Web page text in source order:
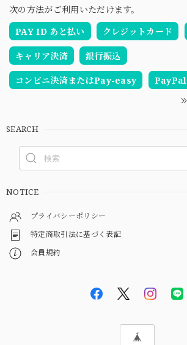
次の方法がご利用いただけます。
PAY ID あと払い
クレジットカード
キャリア決済 銀行振込
コンビニ決済またはPay-easy PayPal
SEARCH
NOTICE
プライバシーポリシー
特定商取引法に基づく表記
会員規約